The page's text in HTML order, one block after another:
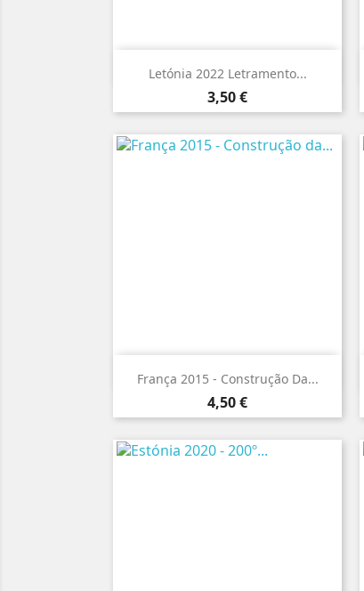
Letónia 2022 Letramento...
Preço
3,50 €
 Vista rápida
França 2015 - Construção Da...
Preço
4,50 €
 Vista rápida